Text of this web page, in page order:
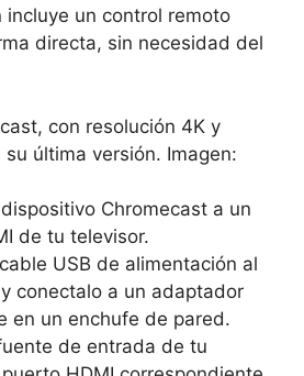
un control remoto
directa, sin necesidad del
Chromecast a un
de tu televisor.
USB de alimentación al
conectalo a un adaptador
en un enchufe de pared.
de entrada de tu